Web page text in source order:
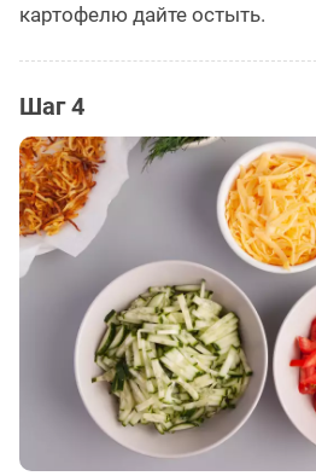
картофелю дайте остыть.
Шаг 4